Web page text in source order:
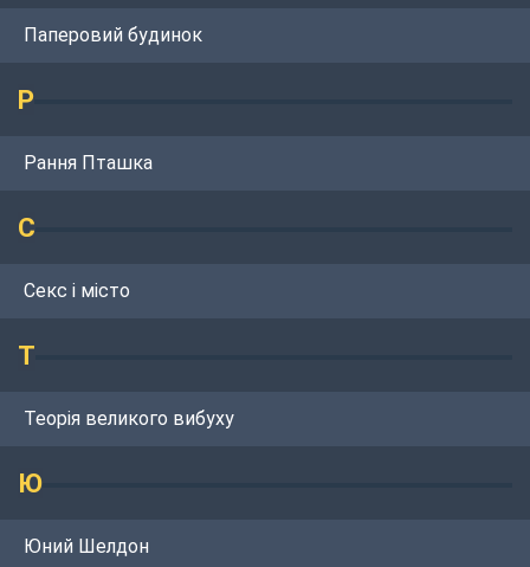
Паперовий будинок
Р
Рання Пташка
С
Секс і місто
Т
Теорія великого вибуху
Ю
Юний Шелдон